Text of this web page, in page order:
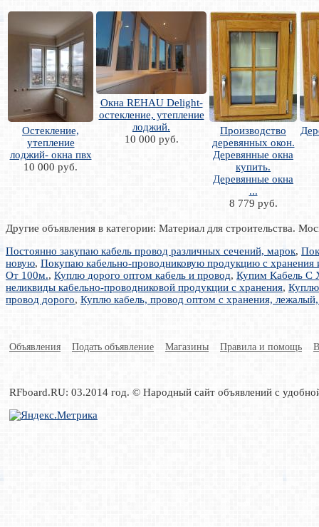
Остекление,
утепление
лоджий- окна пвх
10 000 руб.
Окна REHAU Delight-
остекление, утепление
лоджий.
10 000 руб.
Производство
деревянных окон.
Деревянные окна
купить.
Деревянные окна
...
8 779 руб.
Другие объявления в категории: Материал для строительства.
Постоянно закупаю кабель провод различных сечений, марок,
новую, Покупаю кабельно-проводниковую продукцию с хранения
От 100м., Куплю дорого оптом кабель и провод, Купим Кабель С
неликвиды кабельно-проводниковой продукции с хранения, Куплю
провод дорого, Куплю кабель, провод оптом с хранения,
Объявления Подать объявление Магазины Правила и помощь
RFboard.RU: 03.2014 год. © Народный сайт объявлений с